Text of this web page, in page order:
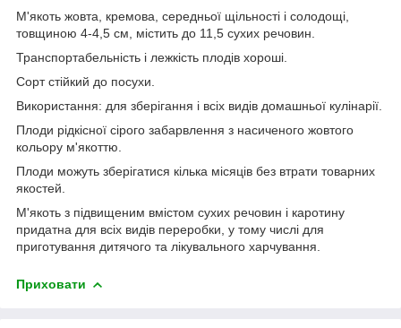
М'якоть жовта, кремова, середньої щільності і солодощі,
товщиною 4-4,5 см, містить до 11,5 сухих речовин.
Транспортабельність і лежкість плодів хороші.
Сорт стійкий до посухи.
Використання: для зберігання і всіх видів домашньої кулінарії.
Плоди рідкісної сірого забарвлення з насиченого жовтого
кольору м'якоттю.
Плоди можуть зберігатися кілька місяців без втрати товарних
якостей.
М'якоть з підвищеним вмістом сухих речовин і каротину
придатна для всіх видів переробки, у тому числі для
приготування дитячого та лікувального харчування.
Приховати